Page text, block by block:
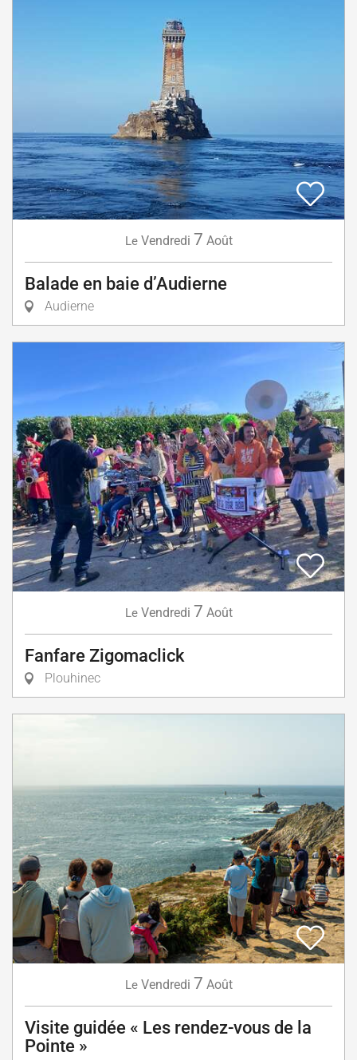
Le Vendredi 7 Août
Balade en baie d’Audierne
Audierne
Le Vendredi 7 Août
Fanfare Zigomaclick
Plouhinec
Le Vendredi 7 Août
Visite guidée « Les rendez-vous de la
Pointe »